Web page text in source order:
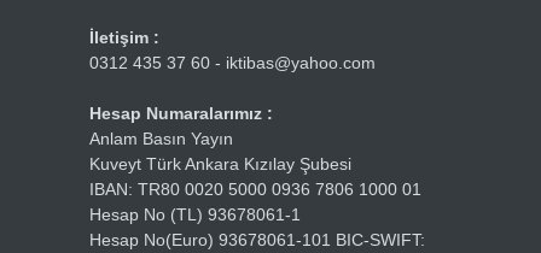
İletişim :
0312 435 37 60 - iktibas@yahoo.com
Hesap Numaralarımız :
Anlam Basın Yayın
Kuveyt Türk Ankara Kızılay Şubesi
IBAN: TR80 0020 5000 0936 7806 1000 01
Hesap No (TL) 93678061-1
Hesap No(Euro) 93678061-101 BIC-SWIFT: